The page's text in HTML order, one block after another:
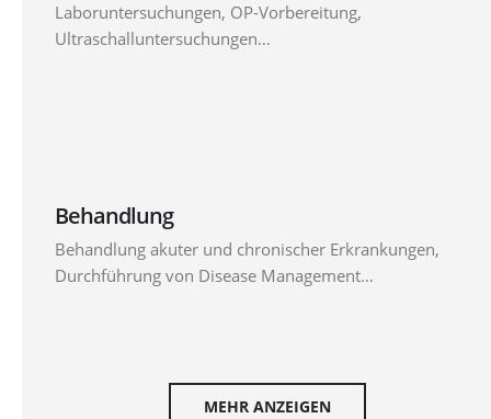
Laboruntersuchungen, OP-Vorbereitung,
Ultraschalluntersuchungen…
Behandlung
Behandlung akuter und chronischer Erkrankungen,
Durchführung von Disease Management…
MEHR ANZEIGEN